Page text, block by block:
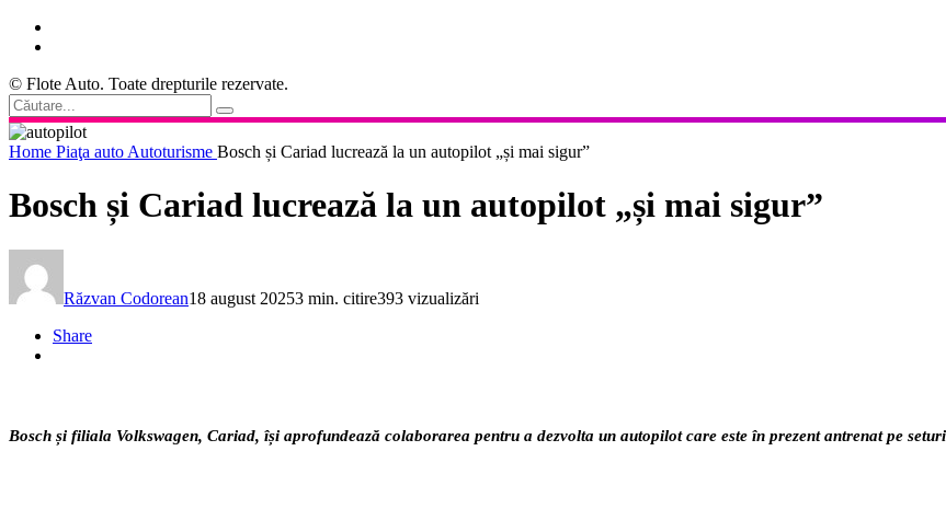
© Flote Auto. Toate drepturile rezervate.
Home Piaţa auto Autoturisme Bosch și Cariad lucrează la un autopilot „și mai sigur”
Bosch și Cariad lucrează la un autopilot „și mai sigur”
Răzvan Codorean18 august 20253 min. citire393 vizualizări
Share
Bosch și filiala Volkswagen, Cariad, își aprofundează colaborarea pentru a dezvolta un autopilot care este în prezent antrenat pe